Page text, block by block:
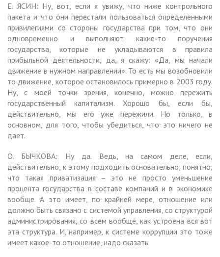
Е. ЯСИН: Ну, вот, если я увижу, что ниже контрольного
пакета и что они перестали пользоваться определенными
привилегиями со стороны государства при том, что они
одновременно и выполняют какие-то поручения
государства, которые не укладываются в правила
прибыльной деятельности, да, я скажу: «Да, мы начали
движение в нужном направлении». То есть мы возобновили
то движение, которое остановилось примерно в 2003 году.
Ну, с моей точки зрения, конечно, можно пережить
государственный капитализм. Хорошо бы, если бы,
действительно, мы его уже пережили. Но только, в
основном, для того, чтобы убедиться, что это ничего не
дает.
О. БЫЧКОВА: Ну да. Ведь, на самом деле, если,
действительно, к этому подходить основательно, понятно,
что такая приватизация – это не просто уменьшение
процента государства в составе компаний и в экономике
вообще. А это имеет, по крайней мере, отношение или
должно быть связано с системой управления, со структурой
администрирования, со всем вообще, как устроена вся вот
эта структура. И, например, к системе коррупции это тоже
имеет какое-то отношение, надо сказать.